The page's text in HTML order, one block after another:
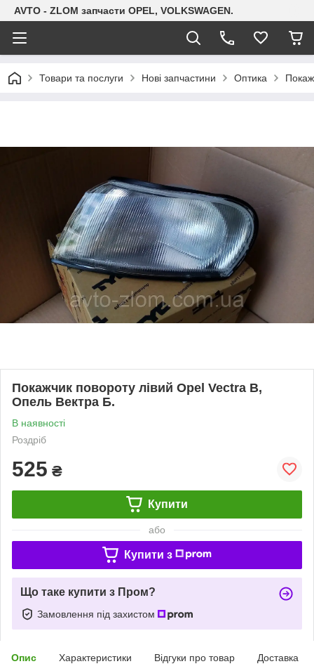
AVTO - ZLOM запчасти OPEL, VOLKSWAGEN.
Товари та послуги Нові запчастини Оптика
Покажчик повороту лівий Opel Vectra B,
Опель Вектра Б.
В наявності
Роздріб
525 ₴
Купити
або
Купити з
Що таке купити з Пром?
Замовлення під захистом
Опис Характеристики Відгуки про товар Доставка